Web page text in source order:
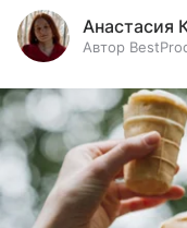
Анастасия
Автор